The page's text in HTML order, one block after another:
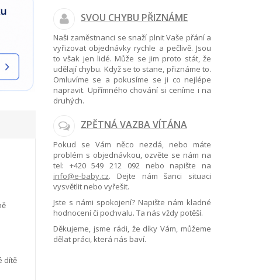
dítě
SVOU CHYBU PŘIZNÁME
Naši zaměstnanci se snaží plnit Vaše přání a
vyřizovat objednávky rychle a pečlivě. Jsou
to však jen lidé. Může se jim proto stát, že
udělají chybu. Když se to stane, přiznáme to.
Omluvíme se a pokusíme se ji co nejlépe
napravit. Upřímného chování si ceníme i na
druhých.
ZPĚTNÁ VAZBA VÍTÁNA
Pokud se Vám něco nezdá, nebo máte
problém s objednávkou, ozvěte se nám na
tel: +420 549 212 092nebo napište na
info@e-baby.cz. Dejte nám šanci situaci
vysvětlit nebo vyřešit.
Jste s námi spokojení? Napište nám kladné
hodnocení či pochvalu. Ta nás vždy potěší.
Děkujeme, jsme rádi, že díky Vám, můžeme
dělat práci, která nás baví.